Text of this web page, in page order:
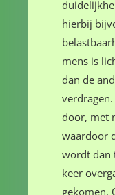
hierbij
mens is
dan de
door, met
waardoor
wordt dan
keer
gekomen.